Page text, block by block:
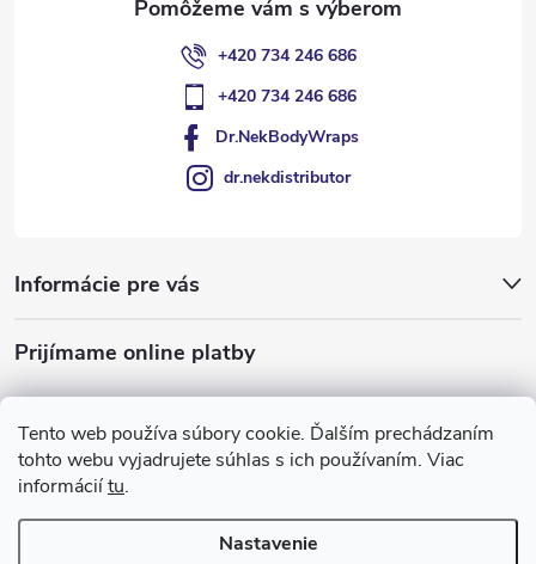
Tento web používa súbory cookie. Ďalším prechádzaním
tohto webu vyjadrujete súhlas s ich používaním. Viac
informáciítu.
Nastavenie
+420 734 246 686
+420 734 246 686
Dr.NekBodyWraps
dr.nekdistributor
Informácie pre vás
Prijímame online platby